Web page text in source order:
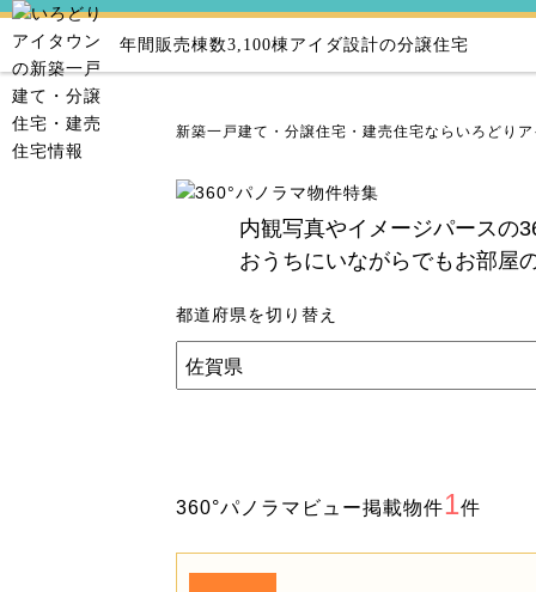
年間販売棟数3,100棟アイダ設計の分譲住宅
新築一戸建て・分譲住宅・建売住宅ならいろどり
内観写真やイメージパースの
おうちにいながらでもお部屋
都道府県を切り替え
360°パノラマビュー掲載物件1件